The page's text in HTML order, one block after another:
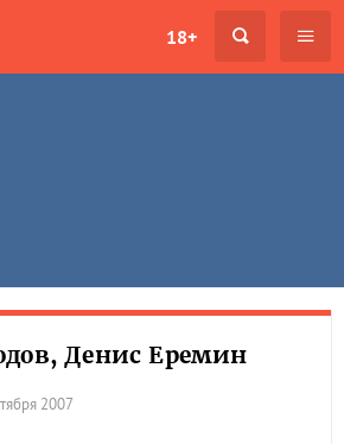
18+
Денис Еремин
2007